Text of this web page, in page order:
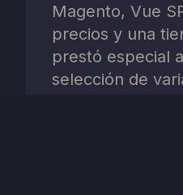
Magento, Vue
precios y una
prestó especial
selección de